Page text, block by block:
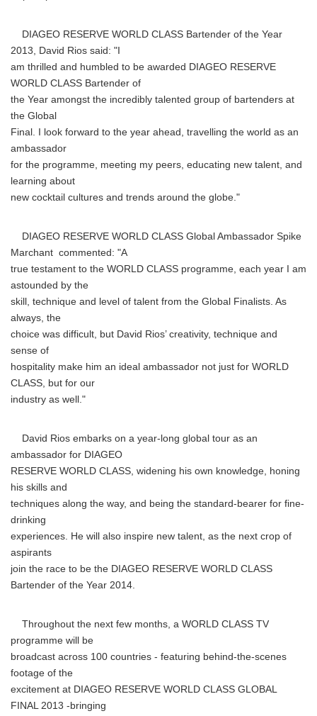
DIAGEO RESERVE WORLD CLASS Bartender of the Year
2013, David Rios said: "I
am thrilled and humbled to be awarded DIAGEO RESERVE
WORLD CLASS Bartender of
the Year amongst the incredibly talented group of bartenders at
the Global
Final. I look forward to the year ahead, travelling the world as an
ambassador
for the programme, meeting my peers, educating new talent, and
learning about
new cocktail cultures and trends around the globe."
DIAGEO RESERVE WORLD CLASS Global Ambassador Spike
Marchant commented: "A
true testament to the WORLD CLASS programme, each year I am
astounded by the
skill, technique and level of talent from the Global Finalists. As
always, the
choice was difficult, but David Rios’ creativity, technique and
sense of
hospitality make him an ideal ambassador not just for WORLD
CLASS, but for our
industry as well."
David Rios embarks on a year-long global tour as an
ambassador for DIAGEO
RESERVE WORLD CLASS, widening his own knowledge, honing
his skills and
techniques along the way, and being the standard-bearer for fine-
drinking
experiences. He will also inspire new talent, as the next crop of
aspirants
join the race to be the DIAGEO RESERVE WORLD CLASS
Bartender of the Year 2014.
Throughout the next few months, a WORLD CLASS TV
programme will be
broadcast across 100 countries - featuring behind-the-scenes
footage of the
excitement at DIAGEO RESERVE WORLD CLASS GLOBAL
FINAL 2013 -bringing